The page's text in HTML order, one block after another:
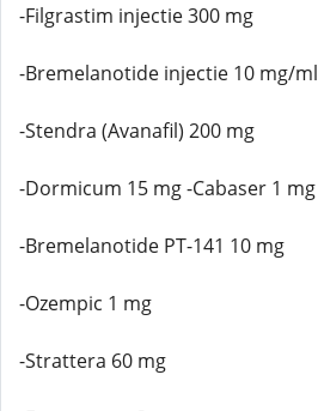
-Filgrastim injectie 300 mg
-Bremelanotide injectie 10 mg/ml
-Stendra (Avanafil) 200 mg
-Dormicum 15 mg -Cabaser 1 mg
-Bremelanotide PT-141 10 mg
-Ozempic 1 mg
-Strattera 60 mg